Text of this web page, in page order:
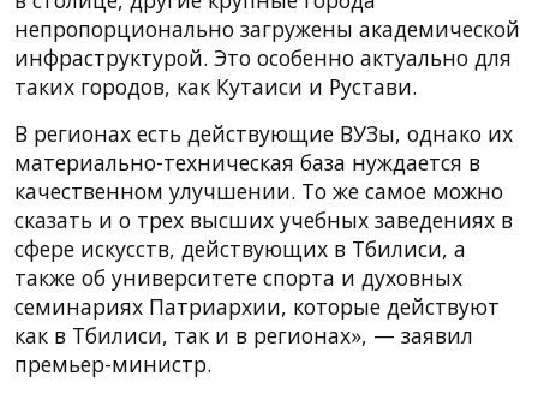
непропорционально загружены академической
инфраструктурой. Это особенно актуально для
таких городов, как Кутаиси и Рустави.
В регионах есть действующие ВУЗы, однако их
материально-техническая база нуждается в
качественном улучшении. То же самое можно
сказать и о трех высших учебных заведениях в
сфере искусств, действующих в Тбилиси, а
также об университете спорта и духовных
семинариях Патриархии, которые действуют
как в Тбилиси, так и в регионах», — заявил
премьер-министр.